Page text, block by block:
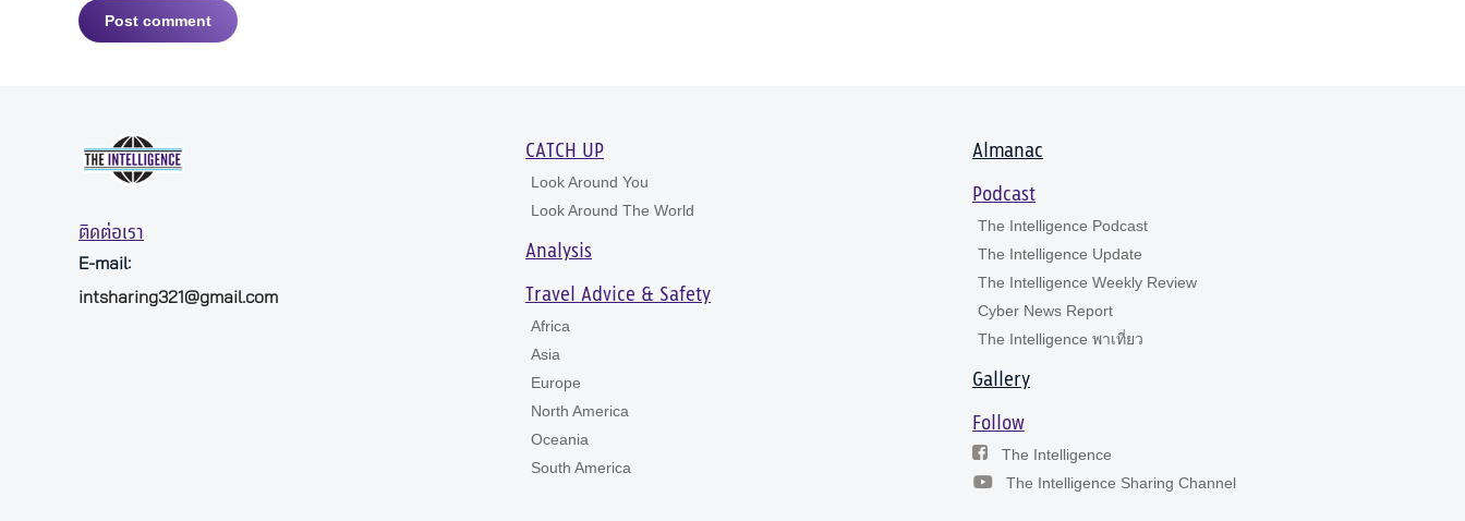
Post comment
ติดต่อเรา
E-mail:
intsharing321@gmail.com
CATCH UP
Look Around You
Look Around The World
Analysis
Travel Advice & Safety
Africa
Asia
Europe
North America
Oceania
South America
Almanac
Podcast
The Intelligence Podcast
The Intelligence Update
The Intelligence Weekly Review
Cyber News Report
The Intelligence พาเที่ยว
Gallery
Follow
The Intelligence
The Intelligence Sharing Channel